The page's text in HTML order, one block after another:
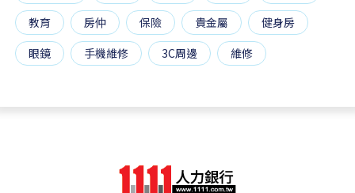
教育
房仲 保險 貴金屬
健身房
眼鏡
手機維修 3C周邊 維修